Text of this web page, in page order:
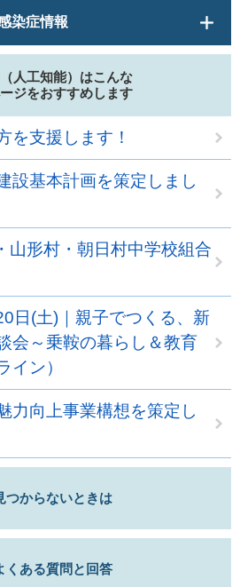
染症情報
人工知能）はこんな
ジをおすすめします
を支援します！
設基本計画を策定しまし
山形村・朝日村中学校組合
日(土)｜親子でつくる、新
会～乗鞍の暮らし＆教育
イン）
力向上事業構想を策定し
つからないときは
くある質問と回答